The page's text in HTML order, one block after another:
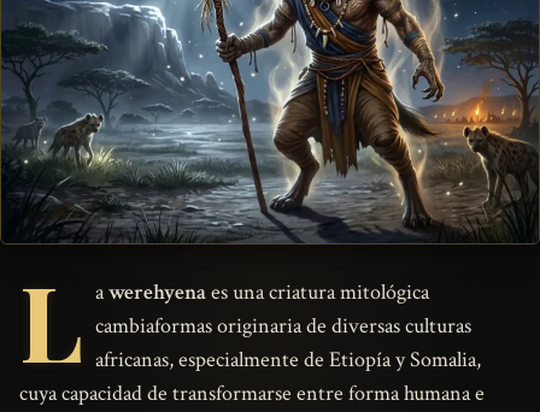
L awerehyenaes una criatura mitológica
cambiaformas originaria de diversas culturas
africanas, especialmente de Etiopía y Somalia,
cuya capacidad de transformarse entre forma humana e